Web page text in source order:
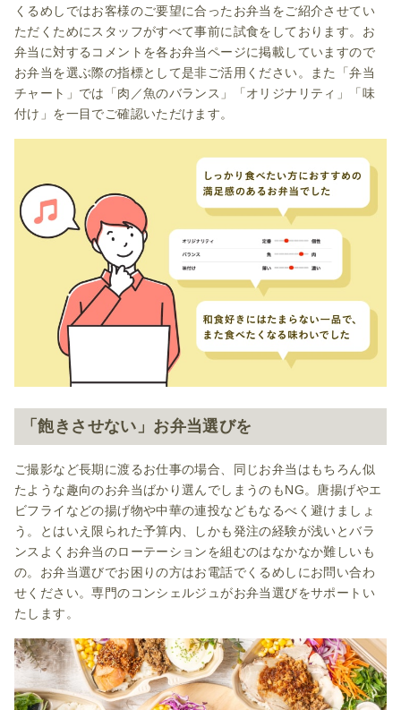
くるめしではお客様のご要望に合ったお弁当をご紹介させてい
ただくためにスタッフがすべて事前に試食をしております。お
弁当に対するコメントを各お弁当ページに掲載していますので
お弁当を選ぶ際の指標として是非ご活用ください。また「弁当
チャート」では「肉／魚のバランス」「オリジナリティ」「味
付け」を一目でご確認いただけます。
「飽きさせない」お弁当選びを
ご撮影など長期に渡るお仕事の場合、同じお弁当はもちろん似
たような趣向のお弁当ばかり選んでしまうのもNG。唐揚げやエ
ビフライなどの揚げ物や中華の連投などもなるべく避けましょ
う。とはいえ限られた予算内、しかも発注の経験が浅いとバラ
ンスよくお弁当のローテーションを組むのはなかなか難しいも
の。お弁当選びでお困りの方はお電話でくるめしにお問い合わ
せください。専門のコンシェルジュがお弁当選びをサポートい
たします。